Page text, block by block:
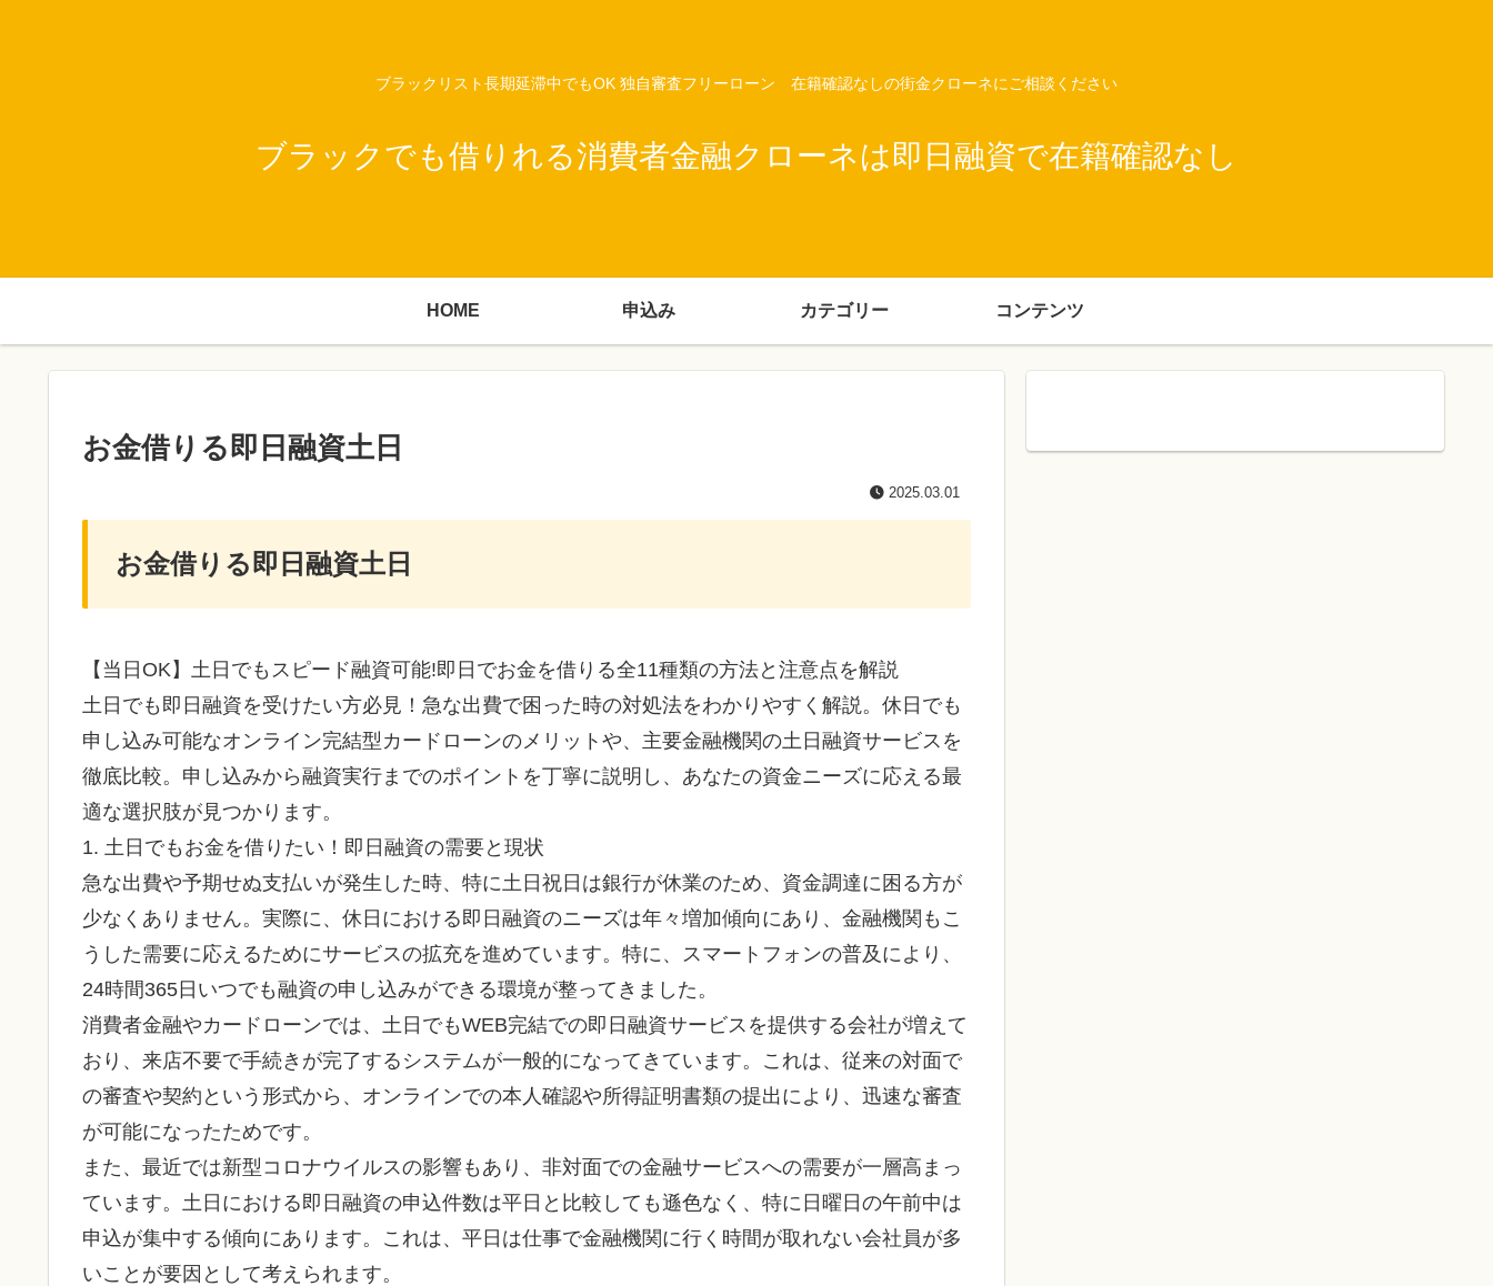
ブラックリスト長期延滞中でもOK 独自審査フリーローン 在籍確認なしの街金クローネにご相談ください
ブラックでも借りれる消費者金融クローネは即日融資で在籍確認なし
HOME 申込み カテゴリー コンテンツ
お金借りる即日融資土日
2025.03.01
お金借りる即日融資土日
【当日OK】土日でもスピード融資可能!即日でお金を借りる全11種類の方法と注意点を解説
土日でも即日融資を受けたい方必見！急な出費で困った時の対処法をわかりやすく解説。休日でも
申し込み可能なオンライン完結型カードローンのメリットや、主要金融機関の土日融資サービスを
徹底比較。申し込みから融資実行までのポイントを丁寧に説明し、あなたの資金ニーズに応える最
適な選択肢が見つかります。
1. 土日でもお金を借りたい！即日融資の需要と現状
急な出費や予期せぬ支払いが発生した時、特に土日祝日は銀行が休業のため、資金調達に困る方が
少なくありません。実際に、休日における即日融資のニーズは年々増加傾向にあり、金融機関もこ
うした需要に応えるためにサービスの拡充を進めています。特に、スマートフォンの普及により、
24時間365日いつでも融資の申し込みができる環境が整ってきました。
消費者金融やカードローンでは、土日でもWEB完結での即日融資サービスを提供する会社が増えて
おり、来店不要で手続きが完了するシステムが一般的になってきています。これは、従来の対面で
の審査や契約という形式から、オンラインでの本人確認や所得証明書類の提出により、迅速な審査
が可能になったためです。
また、最近では新型コロナウイルスの影響もあり、非対面での金融サービスへの需要が一層高まっ
ています。土日における即日融資の申込件数は平日と比較しても遜色なく、特に日曜日の午前中は
申込が集中する傾向にあります。これは、平日は仕事で金融機関に行く時間が取れない会社員が多
いことが要因として考えられます。